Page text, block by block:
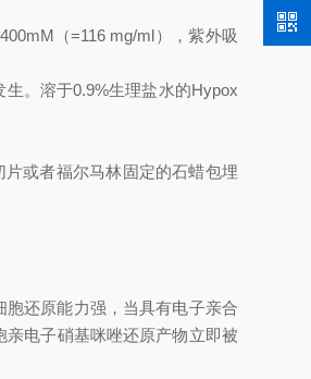
（=116 mg/ml），紫外吸
。溶于0.9%生理盐水的Hypox
或者福尔马林固定的石蜡包埋
还原能力强，当具有电子亲合
电子硝基咪唑还原产物立即被